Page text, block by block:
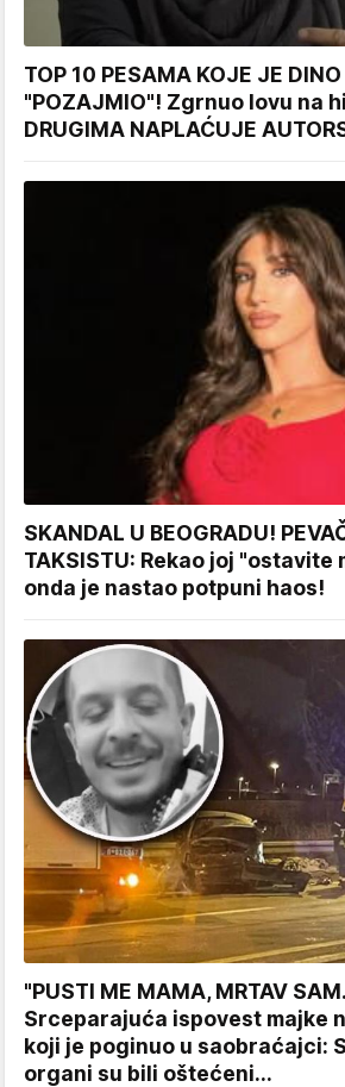
TOP 10 PESAMA KOJE JE DINO
"POZAJMIO"! Zgrnuo lovu na
DRUGIMA NAPLAĆUJE
SKANDAL U BEOGRADU!
TAKSISTU: Rekao joj "ostavite
onda je nastao potpuni haos!
"PUSTI ME MAMA, MRTAV
Srceparajuća ispovest majke
koji je poginuo u saobraćajci:
organi su bili oštećeni...